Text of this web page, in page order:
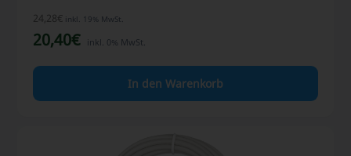
24,28€ inkl. 19% MwSt.
20,40€ inkl. 0% MwSt.
In den Warenkorb